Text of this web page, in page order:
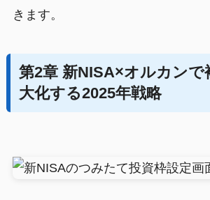
きます。
第2章 新NISA×オルカンで
大化する2025年戦略